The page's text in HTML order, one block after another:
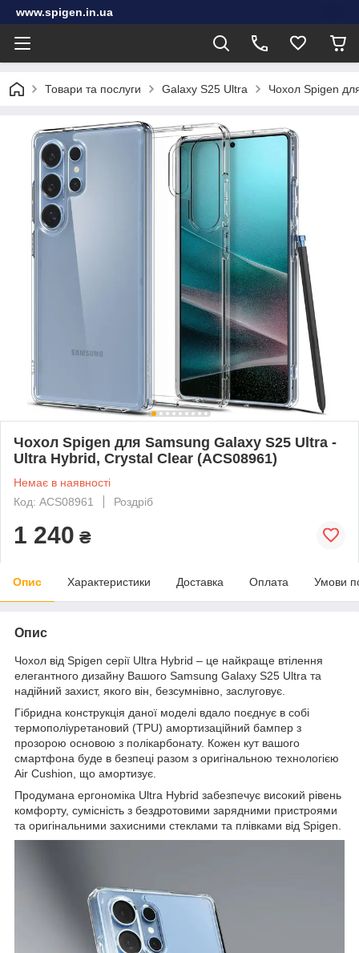
www.spigen.in.ua
Товари та послуги Galaxy S25 Ultra Чохол Spigen
Чохол Spigen для Samsung Galaxy S25 Ultra -
Ultra Hybrid, Crystal Clear (ACS08961)
Немає в наявності
Код: ACS08961
Роздріб
1 240 ₴
Опис Характеристики Доставка Оплата Умови
Опис
Чохол від Spigen серії Ultra Hybrid – це найкраще втілення
елегантного дизайну Вашого Samsung Galaxy S25 Ultra та
надійний захист, якого він, безсумнівно, заслуговує.
Гібридна конструкція даної моделі вдало поєднує в собі
термополіуретановий (TPU) амортизаційний бампер з
прозорою основою з полікарбонату. Кожен кут вашого
смартфона буде в безпеці разом з оригінальною технологією
Air Cushion, що амортизує.
Продумана ергономіка Ultra Hybrid забезпечує високий рівень
комфорту, сумісність з бездротовими зарядними пристроями
та оригінальними захисними стеклами та плівками від Spigen.